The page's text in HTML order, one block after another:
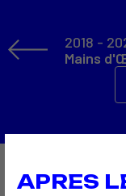
APRES
2018 -
Mains
À